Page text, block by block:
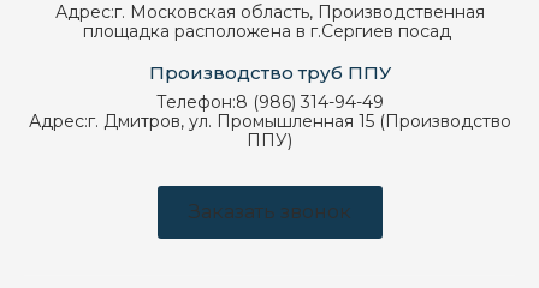
Адрес:г. Московская область, Производственная
площадка расположена в г.Сергиев посад
Производство труб ППУ
Телефон:8 (986) 314-94-49
Адрес:г. Дмитров, ул. Промышленная 15 (Производство
ППУ)
Заказать звонок